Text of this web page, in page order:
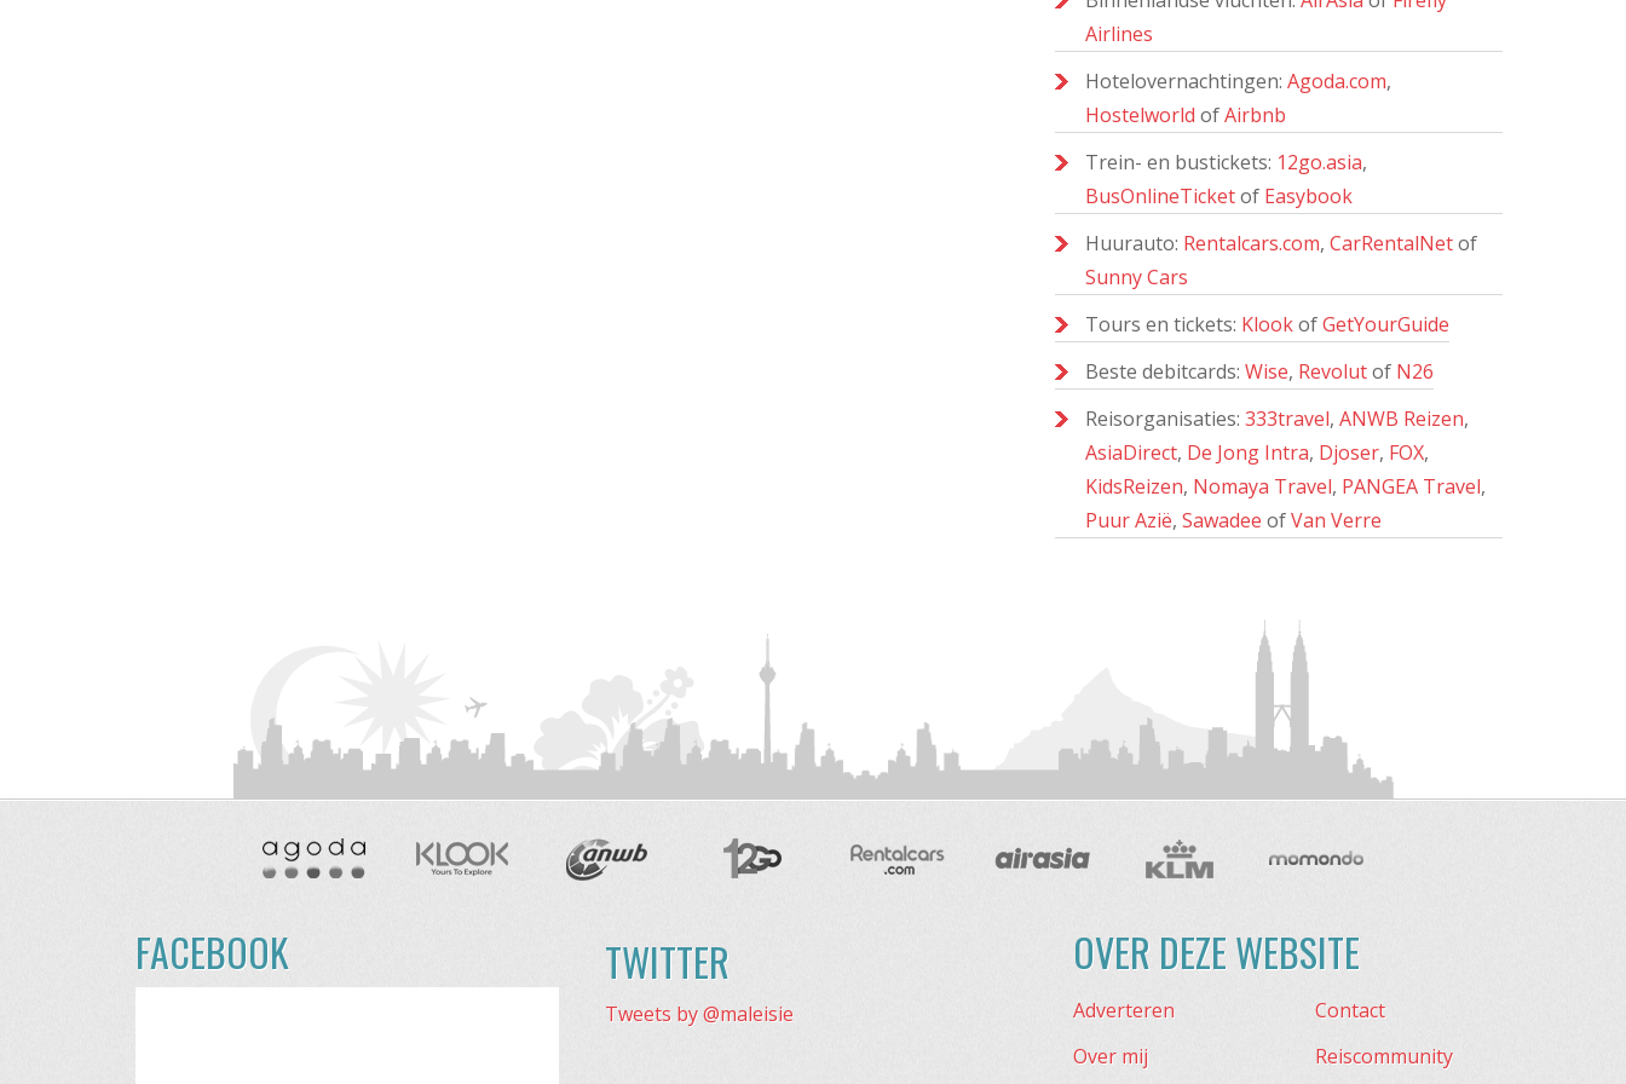
Airlines
Hotelovernachtingen: Agoda.com,
Hostelworld ofAirbnb
Trein- en bustickets: 12go.asia,
BusOnlineTicketof Easybook
Huurauto: Rentalcars.com, CarRentalNetof
Sunny Cars
Tours en tickets: KlookofGetYourGuide
Beste debitcards: Wise, Revolutof N26
Reisorganisaties: 333travel, ANWB Reizen,
AsiaDirect, De Jong Intra, Djoser, FOX,
KidsReizen, Nomaya Travel, PANGEA Travel,
Puur Azië, Sawadee ofVan Verre
FACEBOOK TWITTER
Tweets by @maleisie
OVER DEZE WEBSITE
Adverteren
Contact
Over mij
Reiscommunity